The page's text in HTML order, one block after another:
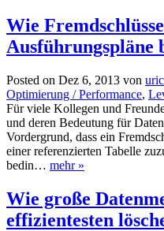
Wie
Ausführungspläne
Posted on Dez 6, 2013 von
Optimierung / Performance,
Für viele Kollegen und
und deren Bedeutung für
Vordergrund, dass ein
einer referenzierten Tabelle
bedin… mehr »
Wie große
effizientesten